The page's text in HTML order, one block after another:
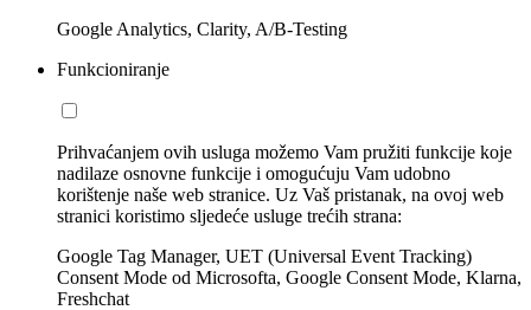
Google Analytics, Clarity, A/B-Testing
Funkcioniranje
Prihvaćanjem ovih usluga možemo Vam pružiti funkcije koje
nadilaze osnovne funkcije i omogućuju Vam udobno
korištenje naše web stranice. Uz Vaš pristanak, na ovoj web
stranici koristimo sljedeće usluge trećih strana:
Google Tag Manager, UET (Universal Event Tracking)
Consent Mode od Microsofta, Google Consent Mode, Klarna,
Freshchat